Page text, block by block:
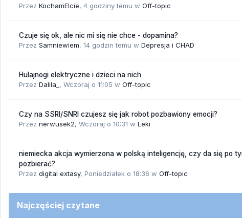
Przez KochamElcie, 4 godziny temu w Off-topic
Czuje się ok, ale nic mi się nie chce - dopamina?
Przez Samniewiem, 14 godzin temu w Depresja i CHAD
Hulajnogi elektryczne i dzieci na nich
Przez Dalila_ , Wczoraj o 11:05 w Off-topic
Czy na SSRI/SNRI czujesz się jak robot pozbawiony emocji?
Przez nerwusek2, Wczoraj o 10:31 w Leki
niemiecka akcja wymierzona w polską inteligencję, czy da się po
pozbierać?
Przez digital extasy, Poniedziałek o 18:36 w Off-topic
Najczęściej czytane